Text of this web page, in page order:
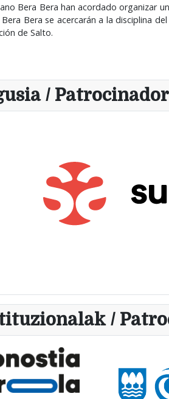
Bera Bera han acordado organizar
Bera se acercarán a la disciplina
de Salto.
/
/